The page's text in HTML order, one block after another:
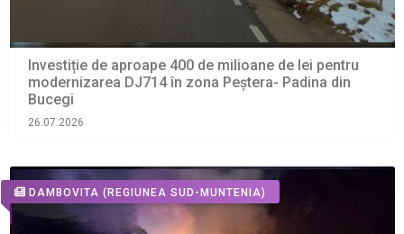
Investiție de aproape 400 de milioane de lei pentru
modernizarea DJ714 în zona Peștera- Padina din
Bucegi
26.07.2026
DAMBOVITA (REGIUNEA SUD-MUNTENIA)